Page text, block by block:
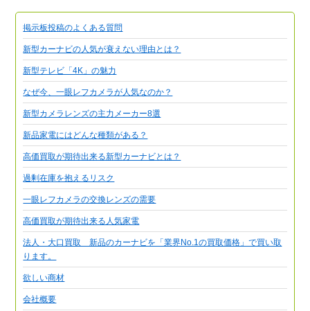
掲示板投稿のよくある質問
新型カーナビの人気が衰えない理由とは？
新型テレビ「4K」の魅力
なぜ今、一眼レフカメラが人気なのか？
新型カメラレンズの主力メーカー8選
新品家電にはどんな種類がある？
高価買取が期待出来る新型カーナビとは？
過剰在庫を抱えるリスク
一眼レフカメラの交換レンズの需要
高価買取が期待出来る人気家電
法人・大口買取 新品のカーナビを「業界No.1の買取価格」で買い取
ります。
欲しい商材
会社概要